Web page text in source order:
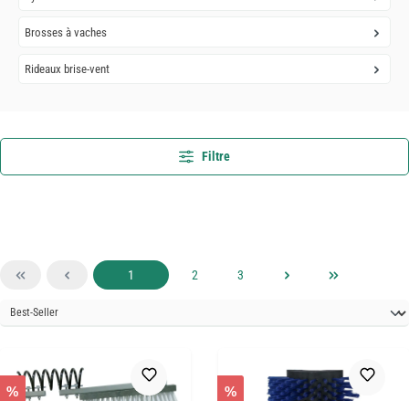
Brosses à vaches
Rideaux brise-vent
Filtre
Page
1 Page
2 Page
3
% %